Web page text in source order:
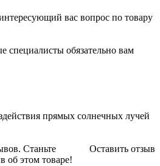
вас вопрос по товару
обязательно вам
прямых солнечных лучей
Оставить отзыв
Станьте
об этом товаре!